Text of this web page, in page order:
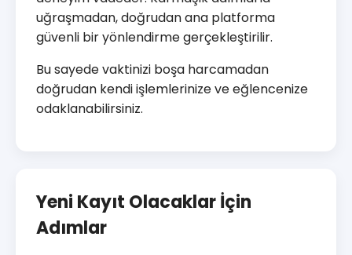
uğraşmadan, doğrudan ana platforma
güvenli bir yönlendirme gerçekleştirilir.
Bu sayede vaktinizi boşa harcamadan
doğrudan kendi işlemlerinize ve eğlencenize
odaklanabilirsiniz.
Yeni Kayıt Olacaklar İçin
Adımlar